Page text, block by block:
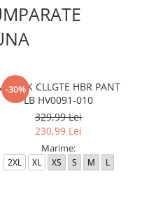
-30%
J BRK CLLGTE HBR PANT
LB HV0091-010
329,99 Lei
230,99 Lei
Marime:
2XL XL XS S M L